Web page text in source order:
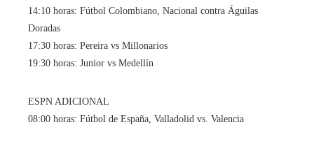
14:10 horas: Fútbol Colombiano, Nacional contra Águilas
Doradas
17:30 horas: Pereira vs Millonarios
19:30 horas: Junior vs Medellín
ESPN ADICIONAL
08:00 horas: Fútbol de España, Valladolid vs. Valencia